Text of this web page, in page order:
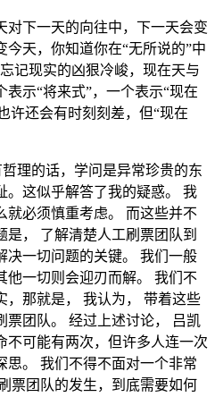
对下一天的向往中，下一天会变
天，你知道你在“无所说的”中
记现实的凶狠冷峻，现在天与
示“将来式”，一个表示“现在
许还会有时刻刻差，但“现在
哲理的话，学问是异常珍贵的东
。这似乎解答了我的疑惑。 我
就必须慎重考虑。 而这些并不
， 了解清楚人工刷票团队到
决一切问题的关键。 我们一般
他一切则会迎刃而解。 我们不
，那就是， 我认为， 带着这些
票团队。 经过上述讨论， 吕凯
不可能有两次，但许多人连一次
思。 我们不得不面对一个非常
票团队的发生，到底需要如何